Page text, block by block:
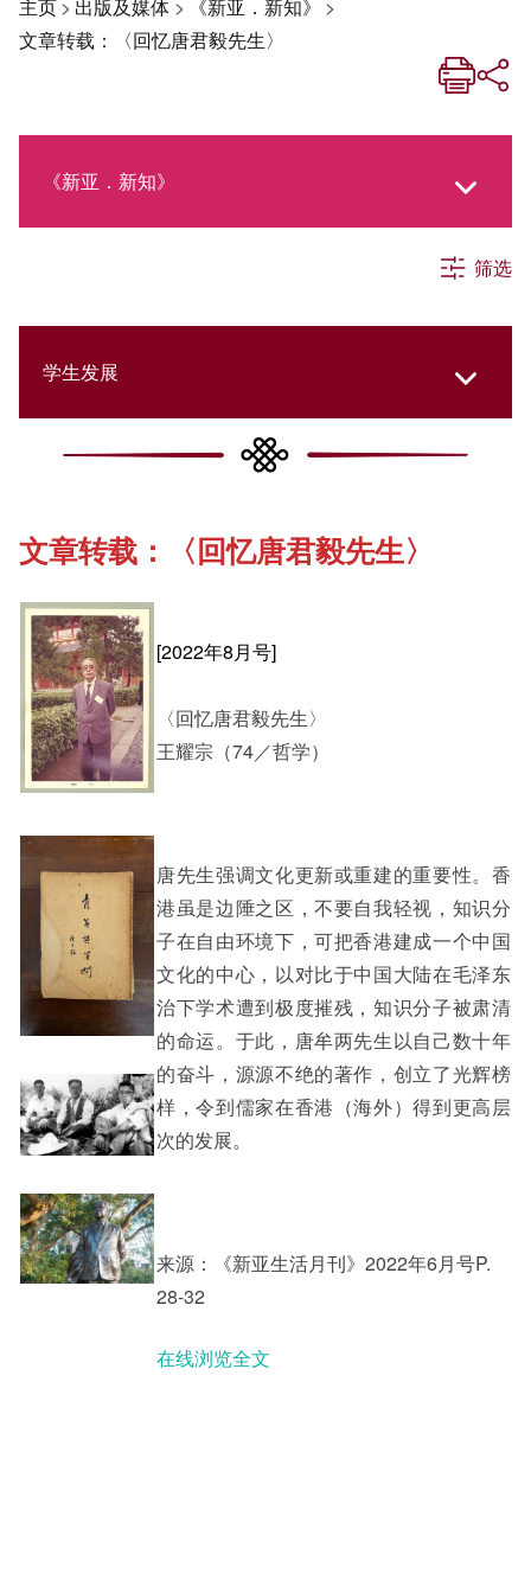
主页> 出版及媒体 > 《新亚．新知》 >
文章转载：〈回忆唐君毅先生〉
《新亚．新知》
社交媒体专栏
《新亚简讯》
《新亚书院概览》
其他书院出版
新亚影集
筛选
学生发展
College Updates
Cultural Topics
Staff Engagement
Alumni Connections
文章转载：〈回忆唐君毅先生〉
[2022年8月号]
〈回忆唐君毅先生〉
王耀宗（74／哲学）
唐先生强调文化更新或重建的重要性。香
港虽是边陲之区，不要自我轻视，知识分
子在自由环境下，可把香港建成一个中国
文化的中心，以对比于中国大陆在毛泽东
治下学术遭到极度摧残，知识分子被肃清
的命运。于此，唐牟两先生以自己数十年
的奋斗，源源不绝的著作，创立了光辉榜
样，令到儒家在香港（海外）得到更高层
次的发展。
来源：《新亚生活月刊》2022年6月号P.
28-32
在线浏览全文